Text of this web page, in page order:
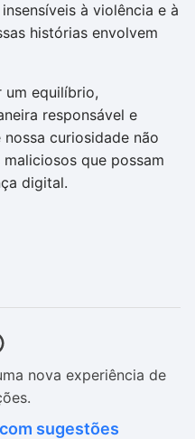
à violência e à
histórias envolvem
um equilíbrio,
responsável e
curiosidade não
que possam
digital.
nova experiência de
sugestões